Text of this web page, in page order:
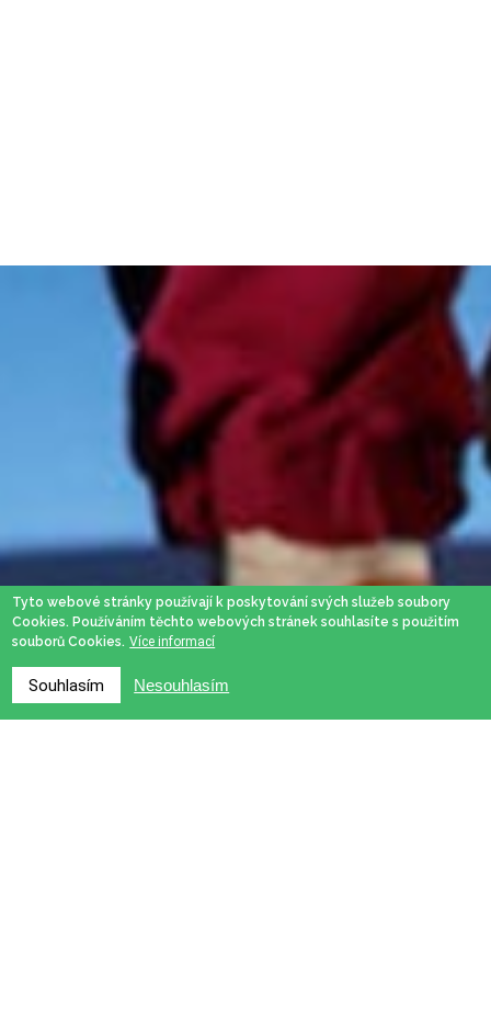
Tyto webové stránky používají k poskytování svých služeb soubory
Cookies. Používáním těchto webových stránek souhlasíte s použitím
souborů Cookies. Více informací
Souhlasím Nesouhlasím